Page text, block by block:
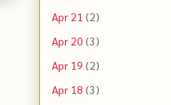
Apr 21 (2)
Apr 20 (3)
Apr 19 (2)
Apr 18 (3)